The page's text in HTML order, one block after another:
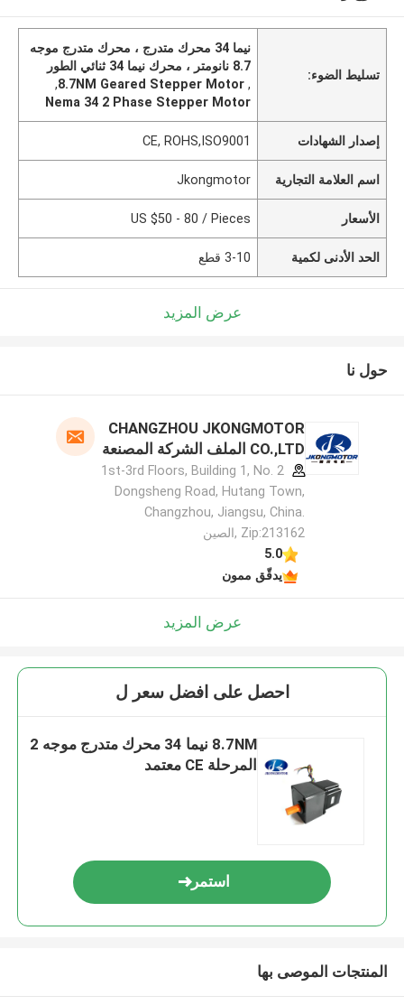
تسليط الضوء:
نيما 34 محرك متدرج ، محرك متدرج موجه
8.7 نانومتر ، محرك نيما 34 ثنائي الطور
,
8.7NM Geared Stepper Motor
,
Nema 34 2 Phase Stepper Motor
إصدار الشهادات CE, ROHS,ISO9001
اسم العلامة التجارية Jkongmotor
الأسعار US $50 - 80 / Pieces
الحد الأدنى لكمية 3-10 قطع
عرض المزيد
حول نا
CHANGZHOU JKONGMOTOR
CO.,LTD الملف الشركة المصنعة
1st-3rd Floors, Building 1, No. 2
Dongsheng Road, Hutang Town,
Changzhou, Jiangsu, China.
Zip:213162 ,الصين
5.0
يدقّق ممون
عرض المزيد
احصل على افضل سعر ل
8.7NM نيما 34 محرك متدرج موجه 2
المرحلة CE معتمد
استمر
المنتجات الموصى بها